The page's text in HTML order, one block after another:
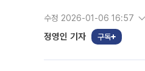
수정 2026-01-06 16:57
정영인 기자 구독